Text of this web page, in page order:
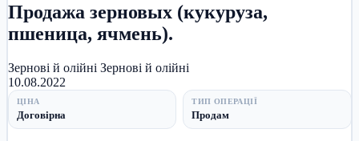
Продажа зерновых (кукуруза,
пшеница, ячмень).
Зернові й олійні Зернові й олійні
10.08.2022
ЦІНА
Договірна
ТИП ОПЕРАЦІЇ
Продам